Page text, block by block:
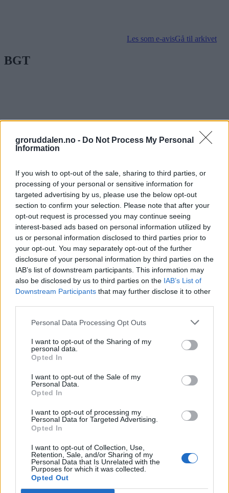
groruddalen.no - Do Not Process My Personal
Information
If you wish to opt-out of the sale, sharing to third parties, or
processing of your personal or sensitive information for
targeted advertising by us, please use the below opt-out
section to confirm your selection. Please note that after your
opt-out request is processed you may continue seeing
interest-based ads based on personal information utilized by
us or personal information disclosed to third parties prior to
your opt-out. You may separately opt-out of the further
disclosure of your personal information by third parties on the
IAB’s list of downstream participants. This information may
also be disclosed by us to third parties on the IAB’s List of
Downstream Participants that may further disclose it to other
Personal Data Processing Opt Outs
I want to opt-out of the Sharing of my
personal data.
Opted In
I want to opt-out of the Sale of my
Personal Data.
Opted In
I want to opt-out of processing my
Personal Data for Targeted Advertising.
Opted In
I want to opt-out of Collection, Use,
Retention, Sale, and/or Sharing of my
Personal Data that Is Unrelated with the
Purposes for which it was collected.
Opted Out
Les som e-avisGå til arkivet
BGT
Britain's Got Talent-vinner Viggo Venn:
Tilhørigheten til Groruddalen er større
enn først antatt
Abonnement
Logg inn
Kontakt
Trondheimsveien 459
0962 Oslo
Åpningstider
Sentralbord mandag-fredag 08.30-16.30
22 91 88 20
Hjalmar Kielland jr.
Redaktør
Send e-post